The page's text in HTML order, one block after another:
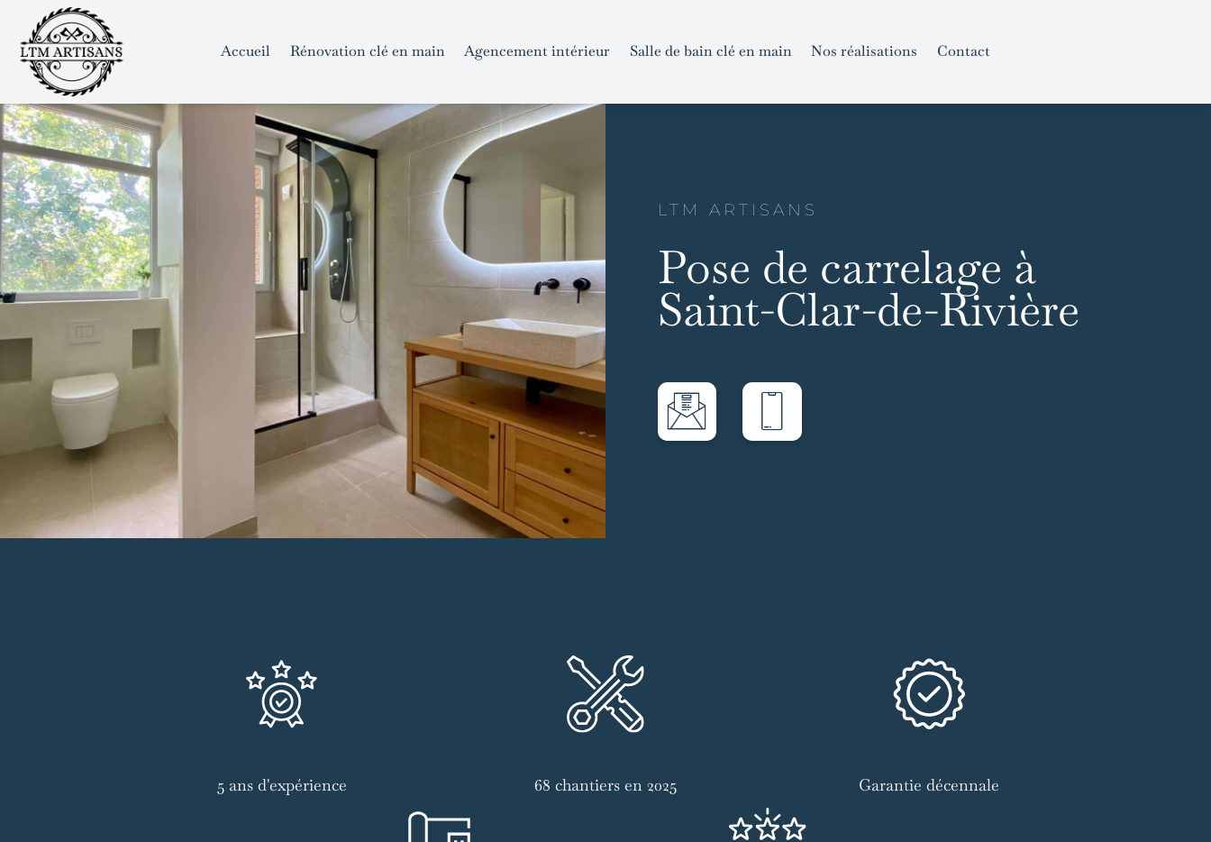
```html```
content
Accueil Rénovation clé en main Agencement intérieur Salle de bain clé en main Nos réalisations Contact
LTM ARTISANS
Pose de carrelage à
Saint-Clar-de-Rivière
5 ans d'expérience 68 chantiers en 2025 Garantie décennale